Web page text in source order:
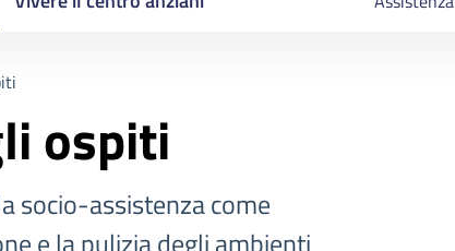
ospiti
socio-assistenza come